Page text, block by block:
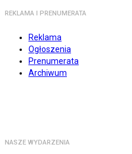
REKLAMA I PRENUMERATA
Reklama
Ogłoszenia
Prenumerata
Archiwum
NASZE WYDARZENIA